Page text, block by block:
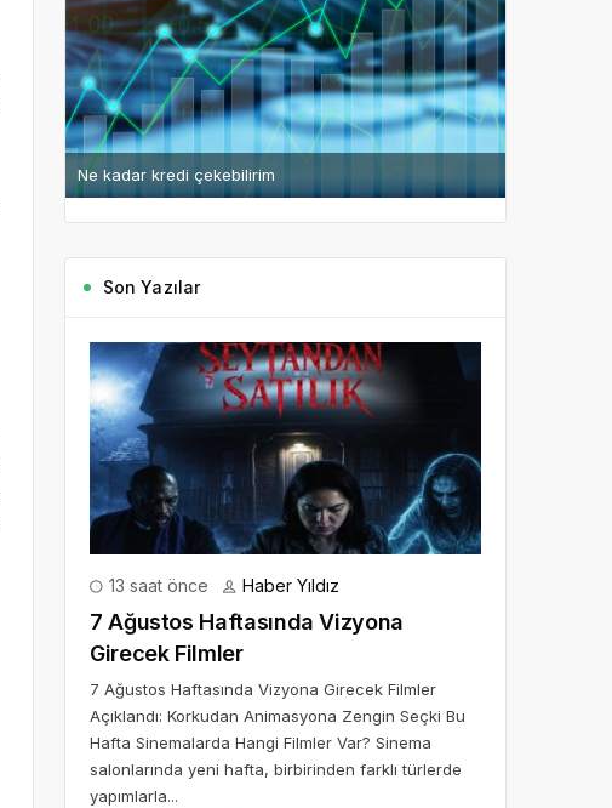
Ne kadar kredi çekebilirim
Son Yazılar
13 saat önce Haber Yıldız
7 Ağustos Haftasında Vizyona
Girecek Filmler
7 Ağustos Haftasında Vizyona Girecek Filmler
Açıklandı: Korkudan Animasyona Zengin Seçki Bu
Hafta Sinemalarda Hangi Filmler Var? Sinema
salonlarında yeni hafta, birbirinden farklı türlerde
yapımlarla...